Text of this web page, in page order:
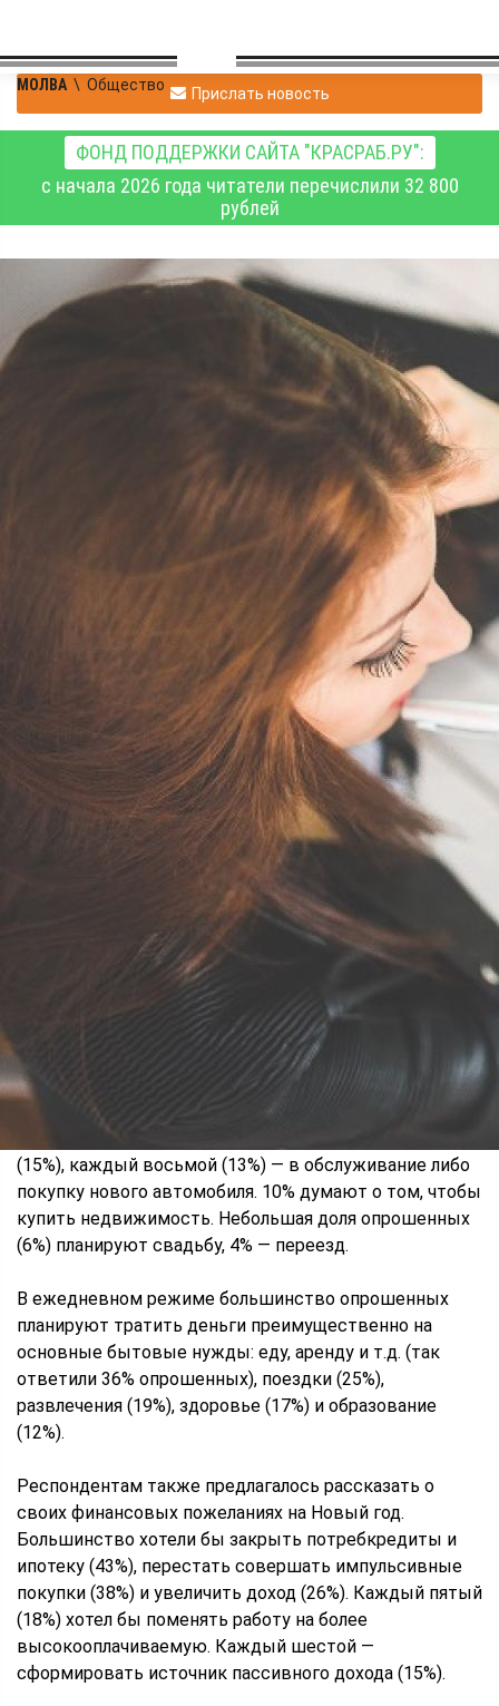
МОЛВА \ Общество Прислать новость
ФОНД ПОДДЕРЖКИ САЙТА "КРАСРАБ.РУ":
с начала 2026 года читатели перечислили 32 800
рублей
id314306805 | Общество
13.12.2024 19:02
228
Почти половина россиян
хотели бы закрыть
кредиты и ипотеку в 2025
Свыше половины россиян не поставили финансовых
целей на 2025 год. А из тех, кто это сделал,
большинство планируют съездить в отпуск, сделать
ремонт и вложиться в свое образование.
Респондентам предлагалось ответить на вопрос,
есть ли у них финансовые цели на 2025 год, и если да,
то какие. Свыше половины — 56% — ответили
отрицательно. Из числа ответивших положительно
(44%) каждый четвертый рассчитывает съездить в
отпуск (24%), каждый пятый — сделать ремонт (22%),
каждый седьмой — вложить деньги в образование
(15%), каждый восьмой (13%) — в обслуживание либо
покупку нового автомобиля. 10% думают о том, чтобы
купить недвижимость. Небольшая доля опрошенных
(6%) планируют свадьбу, 4% — переезд.
В ежедневном режиме большинство опрошенных
планируют тратить деньги преимущественно на
основные бытовые нужды: еду, аренду и т.д. (так
ответили 36% опрошенных), поездки (25%),
развлечения (19%), здоровье (17%) и образование
(12%).
Респондентам также предлагалось рассказать о
своих финансовых пожеланиях на Новый год.
Большинство хотели бы закрыть потребкредиты и
ипотеку (43%), перестать совершать импульсивные
покупки (38%) и увеличить доход (26%). Каждый пятый
(18%) хотел бы поменять работу на более
высокооплачиваемую. Каждый шестой —
сформировать источник пассивного дохода (15%).